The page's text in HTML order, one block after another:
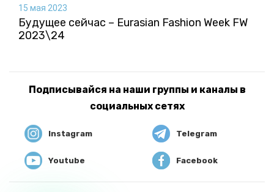
15 мая 2023
Будущее сейчас – Eurasian Fashion Week FW
2023\24
Подписывайся на наши группы и каналы в
социальных сетях
Instagram Telegram
Youtube Facebook